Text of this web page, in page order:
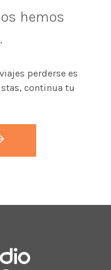
hemos
perderse es
continua tu